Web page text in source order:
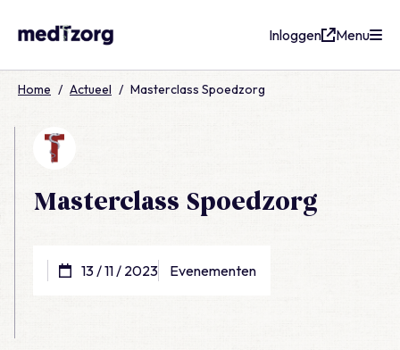
Inloggen Menu
Home / Actueel / Masterclass Spoedzorg
Masterclass Spoedzorg
13 / 11 / 2023 Evenementen